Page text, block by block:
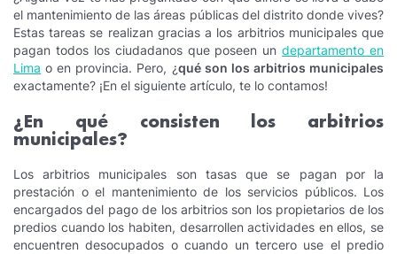
el mantenimiento de las áreas públicas del distrito donde vives?
Estas tareas se realizan gracias a los arbitrios municipales que
pagan todos los ciudadanos que poseen undepartamento en
Lima o en provincia. Pero, ¿qué son los arbitrios municipales
exactamente? ¡En el siguiente artículo, te lo contamos!
¿En qué consisten los arbitrios
municipales?
Los arbitrios municipales son tasas que se pagan por la
prestación o el mantenimiento de los servicios públicos. Los
encargados del pago de los arbitrios son los propietarios de los
predios cuando los habiten, desarrollen actividades en ellos, se
encuentren desocupados o cuando un tercero use el predio